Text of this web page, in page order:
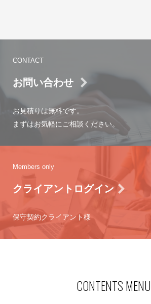
CONTACT
お問い合わせ
お見積りは無料です。
まずはお気軽にご相談ください。
Members only
クライアントログイン
保守契約クライアント様
CONTENTS MENU